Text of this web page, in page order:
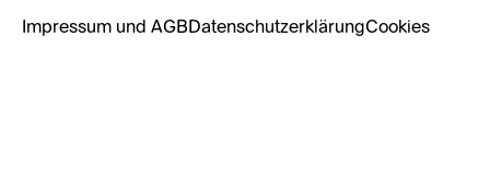
Impressum und AGBDatenschutzerklärungCookies